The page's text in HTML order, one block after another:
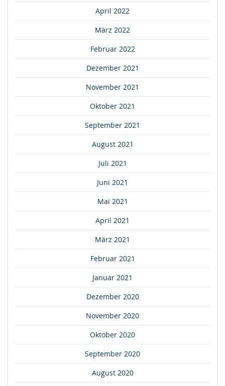
April 2022
März 2022
Februar 2022
Dezember 2021
November 2021
Oktober 2021
September 2021
August 2021
Juli 2021
Juni 2021
Mai 2021
April 2021
März 2021
Februar 2021
Januar 2021
Dezember 2020
November 2020
Oktober 2020
September 2020
August 2020